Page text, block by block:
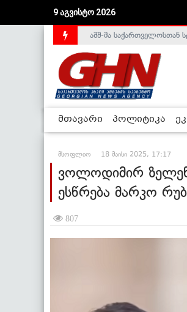
9 აგვისტო 2026
საქართველოს დე-ფაქტო
აშშ-მა საქართველოსთან
მთავარი პოლიტიკა
მსოფლიო 18 მაისი 2025, 17:17
ვოლოდიმირ
ესწრება მარკო
807